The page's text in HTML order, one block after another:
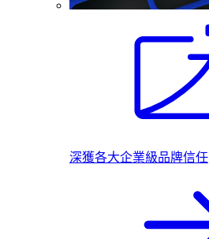
深獲各大企業級品牌信任